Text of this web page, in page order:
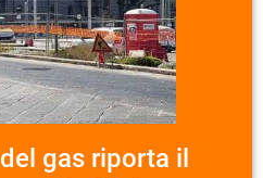
gas riporta il